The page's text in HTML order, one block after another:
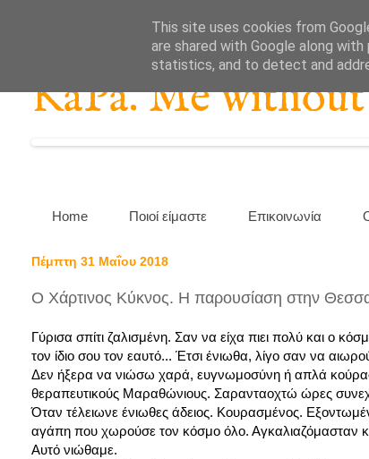
KaPa. Me
Home Ποιοί είμαστε Επικοινωνία
Πέμπτη 31 Μαΐου 2018
Ο Χάρτινος Κύκνος. Η παρουσίαση στην
Γύρισα σπίτι ζαλισμένη. Σαν να είχα πιει πολύ και ο
τον ίδιο σου τον εαυτό... Έτσι ένιωθα, λίγο σαν να
Δεν ήξερα να νιώσω χαρά, ευγνωμοσύνη ή απλά
θεραπευτικούς Μαραθώνιους. Σαρανταοχτώ ώρες
Όταν τέλειωνε ένιωθες άδειος. Κουρασμένος.
αγάπη που χωρούσε τον κόσμο όλο. Αγκαλιαζόμασταν
Αυτό νιώθαμε.
This site uses cookies from
are shared with Google along
statistics, and to detect and